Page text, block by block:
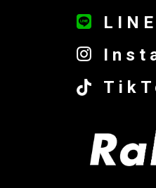
LINE